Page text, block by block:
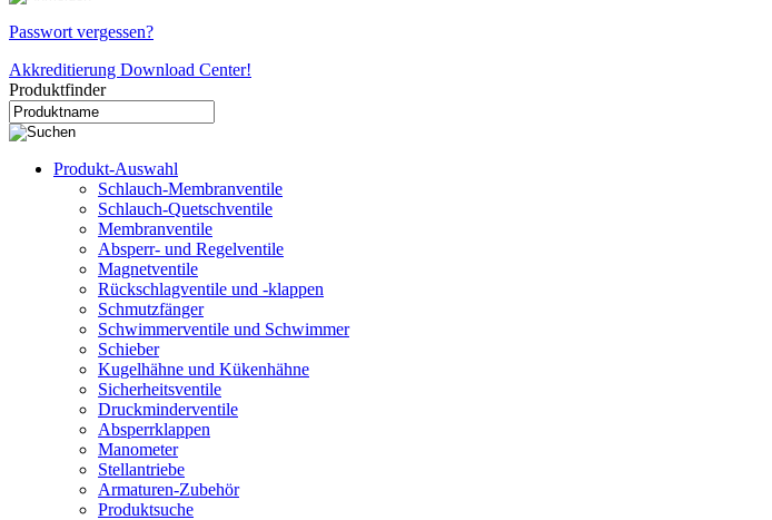
Passwort vergessen?
Akkreditierung Download Center!
Produktfinder
Produkt-Auswahl
Schlauch-Membranventile
Schlauch-Quetschventile
Membranventile
Absperr- und Regelventile
Magnetventile
Rückschlagventile und -klappen
Schmutzfänger
Schwimmerventile und Schwimmer
Schieber
Kugelhähne und Kükenhähne
Sicherheitsventile
Druckminderventile
Absperrklappen
Manometer
Stellantriebe
Armaturen-Zubehör
Produktsuche